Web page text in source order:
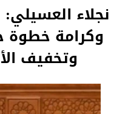
نجلاء
وكرامة خطوة
وتخفيف